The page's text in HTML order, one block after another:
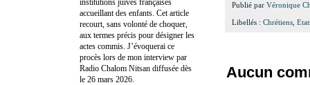
Publié par Véronique
Libellés : Chrétiens
Aucun
accueillant des enfants. Cet article
recourt, sans volonté de choquer,
aux termes précis pour désigner les
actes commis. J’évoquerai ce
procès lors de mon interview par
Radio Chalom Nitsan diffusée dès
le 26 mars 2026.